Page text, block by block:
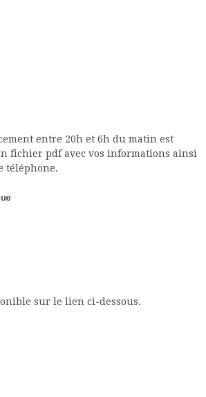
entre 20h et 6h du matin est
fichier pdf avec vos informations ainsi
téléphone.
sur le lien ci-dessous.